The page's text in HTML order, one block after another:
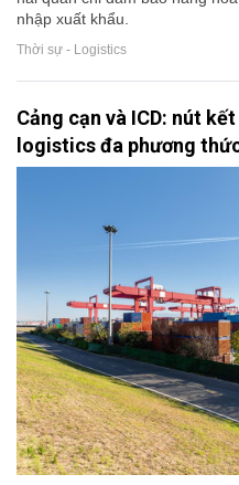
nhập xuất khẩu.
Thời sự - Logistics
Cảng cạn và ICD: nút
logistics đa phương